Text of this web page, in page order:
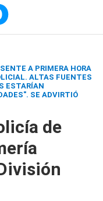
A PRIMERA HORA
ALTAS FUENTES
ESTARÍAN
SE ADVIRTIÓ
de